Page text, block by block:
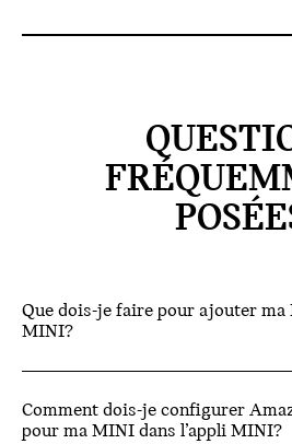
Que dois-je faire pour ajouter ma
MINI?
Comment dois-je configurer
pour ma MINI dans l’appli MINI?